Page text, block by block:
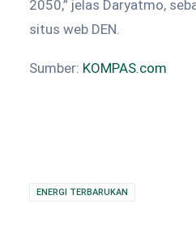
2050,” jelas Daryatmo,
situs web DEN.
Sumber: KOMPAS.com
ENERGI TERBARUKAN